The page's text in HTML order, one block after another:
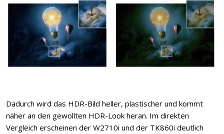
Dadurch wird das HDR-Bild heller, plastischer und kommt
näher an den gewollten HDR-Look heran. Im direkten
Vergleich erscheinen der W2710i und der TK860i deutlich